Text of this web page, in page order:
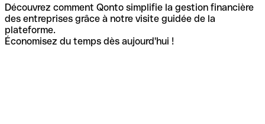
Découvrez comment Qonto simplifie la gestion financière
des entreprises grâce à notre visite guidée de la
plateforme.
Économisez du temps dès aujourd'hui !